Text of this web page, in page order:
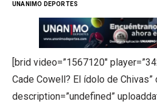
UNANIMO DEPORTES
[brid video=”1567120″
Cade Cowell? El ídolo de Chivas”
description=”undefined”